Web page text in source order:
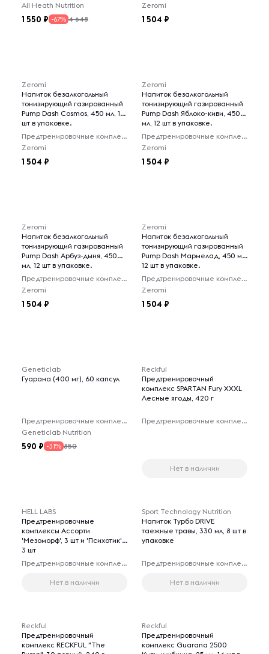
All Heath Nutrition
1 550 -67% 4 648
Zeromi
1 504
Zeromi
Напиток безалкогольный
тонизирующий газированный
Pump Dash Cosmos, 450 мл, 12
шт в упаковке.
Предтренировочные комплексы
Zeromi
1 504
Zeromi
Напиток безалкогольный
тонизирующий газированный
Pump Dash Яблоко-киви, 450
мл, 12 шт в упаковке.
Предтренировочные комплексы
Zeromi
1 504
Zeromi
Напиток безалкогольный
тонизирующий газированный
Pump Dash Арбуз-дыня, 450
мл, 12 шт в упаковке.
Предтренировочные комплексы
Zeromi
1 504
Zeromi
Напиток безалкогольный
тонизирующий газированный
Pump Dash Мармелад, 450 мл,
12 шт в упаковке.
Предтренировочные комплексы
Zeromi
1 504
Товары для 18+ лет
Geneticlab
Гуарана (400 мг), 60 капсул
Предтренировочные комплексы
Geneticlab Nutrition
590 -31% 850
Reckful
Предтренировочный
комплекс SPARTAN Fury XXXL
Лесные ягоды, 420 г
Предтренировочные комплексы
Нет в наличии
HELL LABS
Предтренировочные
комплексы Ассорти
'Мезоморф', 3 шт и 'Психотик',
3 шт
Предтренировочные комплексы
Нет в наличии
Sport Technology Nutrition
Напиток Турбо DRIVE
таежные травы, 330 мл, 8 шт в
упаковке
Предтренировочные комплексы
Нет в наличии
Reckful
Предтренировочный
комплекс RECKFUL "The
Reckful
Предтренировочный
комплекс Guarana 2500